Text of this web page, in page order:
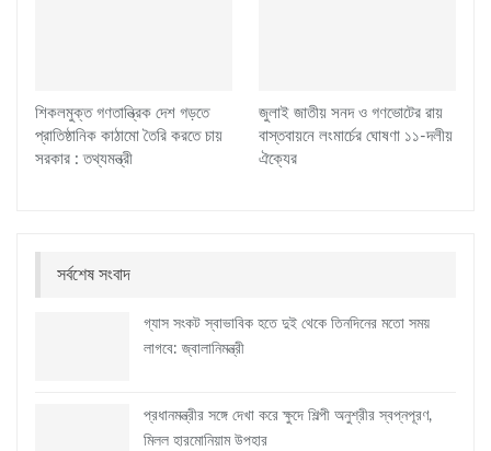
শিকলমুক্ত গণতান্ত্রিক দেশ গড়তে
প্রাতিষ্ঠানিক কাঠামো তৈরি করতে চায়
সরকার : তথ্যমন্ত্রী
জুলাই জাতীয় সনদ ও গণভোটের রায়
বাস্তবায়নে লংমার্চের ঘোষণা ১১-দলীয়
ঐক্যের
সর্বশেষ সংবাদ
গ্যাস সংকট স্বাভাবিক হতে দুই থেকে তিনদিনের মতো সময়
লাগবে: জ্বালানিমন্ত্রী
প্রধানমন্ত্রীর সঙ্গে দেখা করে ক্ষুদে শিল্পী অনুশ্রীর স্বপ্নপূরণ,
মিলল হারমোনিয়াম উপহার